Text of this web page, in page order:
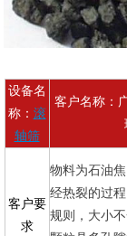
设备名
称： 滚
轴筛
客户名称：
客户要
求
物料为石油
经热裂的过
规则，大小